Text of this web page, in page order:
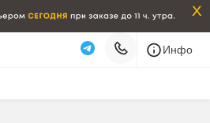
x
Инфо
зажигания (NGK LKR6D10E)